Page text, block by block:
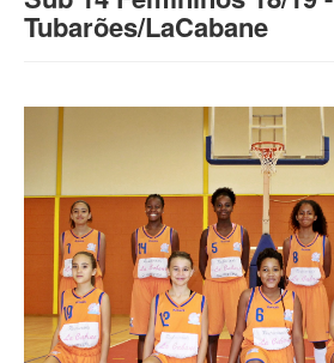
Clube
Femininos
MiniBasquete
Agenda
Notícias
Loja Virtual
Tubarões/LaCabane